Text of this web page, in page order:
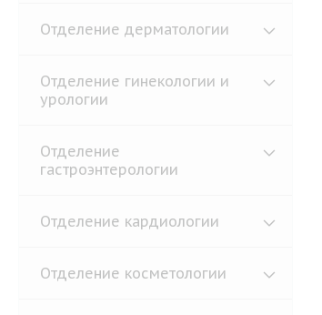
Отделение дерматологии
Отделение гинекологии и
урологии
Отделение
гастроэнтерологии
Отделение кардиологии
Отделение косметологии